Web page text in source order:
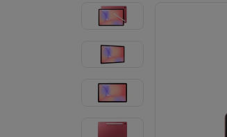
Nositelná elektronika
Audio
Tablety
Fotografie